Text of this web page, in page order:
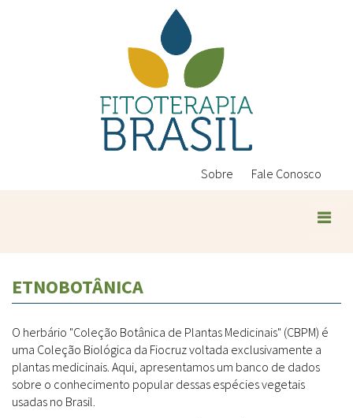
Sobre Fale Conosco
ETNOBOTÂNICA
O herbário "Coleção Botânica de Plantas Medicinais" (CBPM) é
uma Coleção Biológica da Fiocruz voltada exclusivamente a
plantas medicinais. Aqui, apresentamos um banco de dados
sobre o conhecimento popular dessas espécies vegetais
usadas no Brasil.